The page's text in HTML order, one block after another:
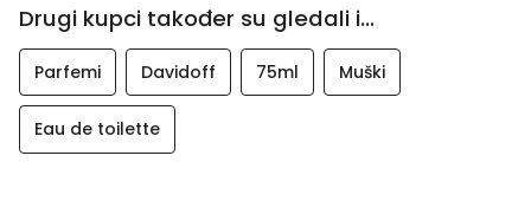
Drugi kupci također su gledali i...
Parfemi Davidoff 75ml Muški
Eau de toilette